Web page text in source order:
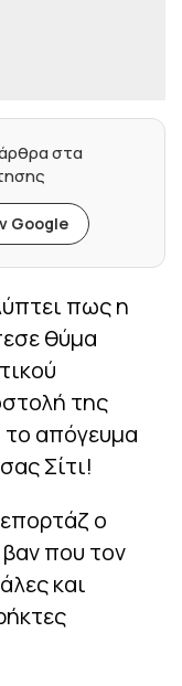
στα
Google
πως η
θύμα
της
το απόγευμα
Σίτι!
ο
που τον
και